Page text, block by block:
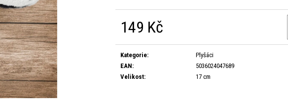
149 Kč
Kategorie:
Plyšáci
EAN:
5036024047689
Velikost: 17 cm